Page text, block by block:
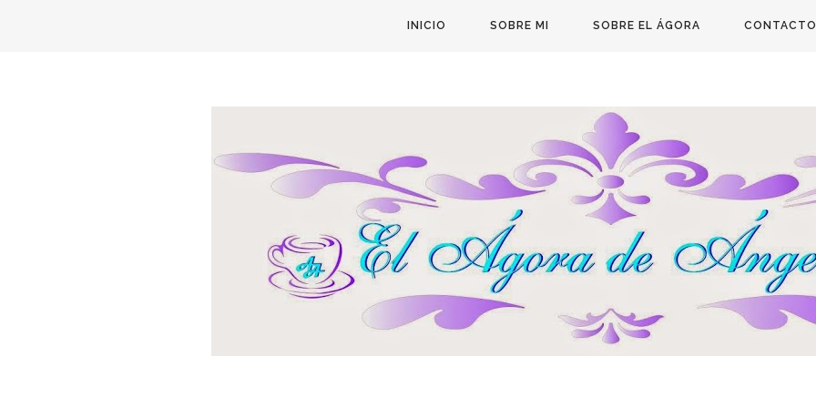
INICIO SOBRE MI SOBRE EL ÁGORA CONTACTO